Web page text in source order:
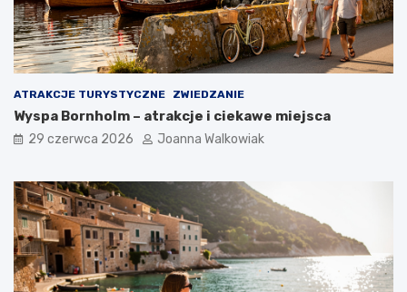
ATRAKCJE TURYSTYCZNE ZWIEDZANIE
Wyspa Bornholm – atrakcje i ciekawe miejsca
29 czerwca 2026 Joanna Walkowiak